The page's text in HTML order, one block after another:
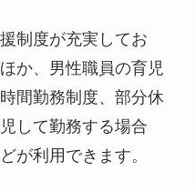
制度が充実してお
か、男性職員の育児
間勤務制度、部分休
して勤務する場合
が利用できます。